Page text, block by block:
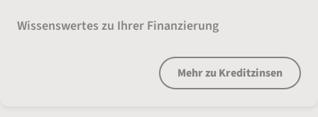
Wissenswertes zu Ihrer Finanzierung
Mehr zu Kreditzinsen